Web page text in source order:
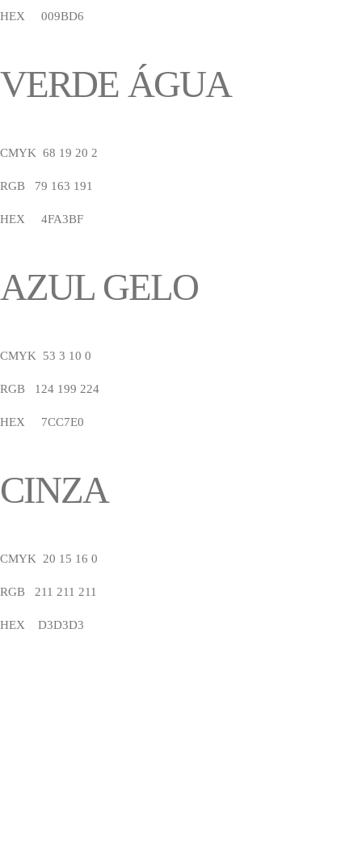
HEX 009BD6
VERDE ÁGUA
CMYK 68 19 20 2
RGB 79 163 191
HEX 4FA3BF
AZUL GELO
CMYK 53 3 10 0
RGB 124 199 224
HEX 7CC7E0
CINZA
CMYK 20 15 16 0
RGB 211 211 211
HEX D3D3D3